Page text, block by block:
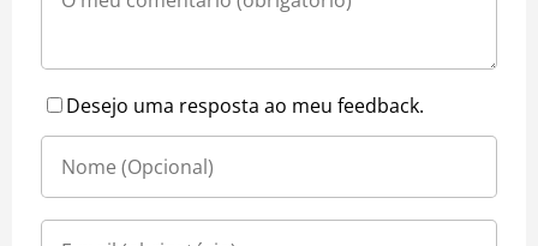
Desejo uma resposta ao meu feedback.